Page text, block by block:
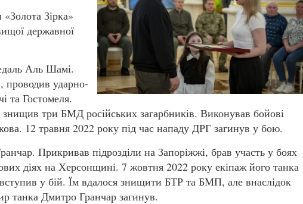
Зірка»
державної
Аль Шамі.
проводив ударно-
та Гостомеля.
три БМД російських загарбників. Виконував бойові
12 травня 2022 року під час нападу ДРГ загинув у бою.
Прикривав підрозділи на Запоріжжі, брав участь у боях
діях на Херсонщині. 7 жовтня 2022 року екіпаж його танка
у бій. Їм вдалося знищити БТР та БМП, але внаслідок
танка Дмитро Гранчар загинув.